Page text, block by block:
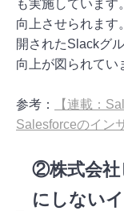
も実施しています
向上させられます
開されたSlackグ
向上が図られてい
参考：
【連載：
Salesforceのイン
②株式会社
にしない